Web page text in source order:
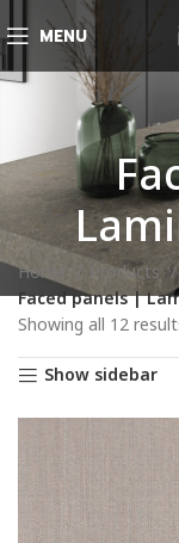
MENU
Home Products
Faced panels |
Showing all 12
Show sidebar